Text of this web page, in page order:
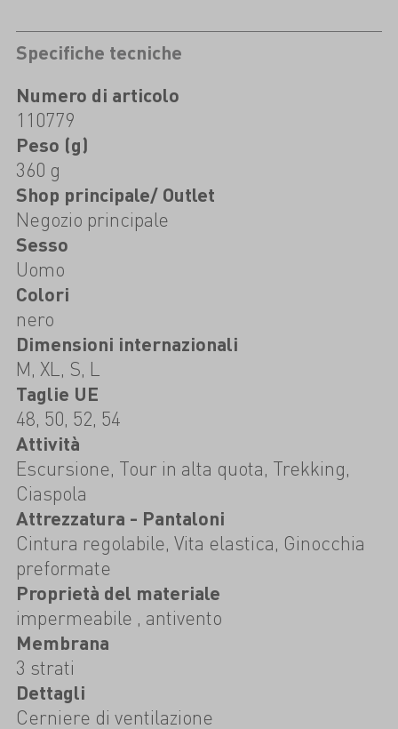
Specifiche tecniche
Numero di articolo
110779
Peso (g)
360 g
Shop principale/ Outlet
Negozio principale
Sesso
Uomo
Colori
nero
Dimensioni internazionali
M, XL, S, L
Taglie UE
48, 50, 52, 54
Attività
Escursione, Tour in alta quota, Trekking,
Ciaspola
Attrezzatura - Pantaloni
Cintura regolabile, Vita elastica, Ginocchia
preformate
Proprietà del materiale
impermeabile , antivento
Membrana
3 strati
Dettagli
Cerniere di ventilazione